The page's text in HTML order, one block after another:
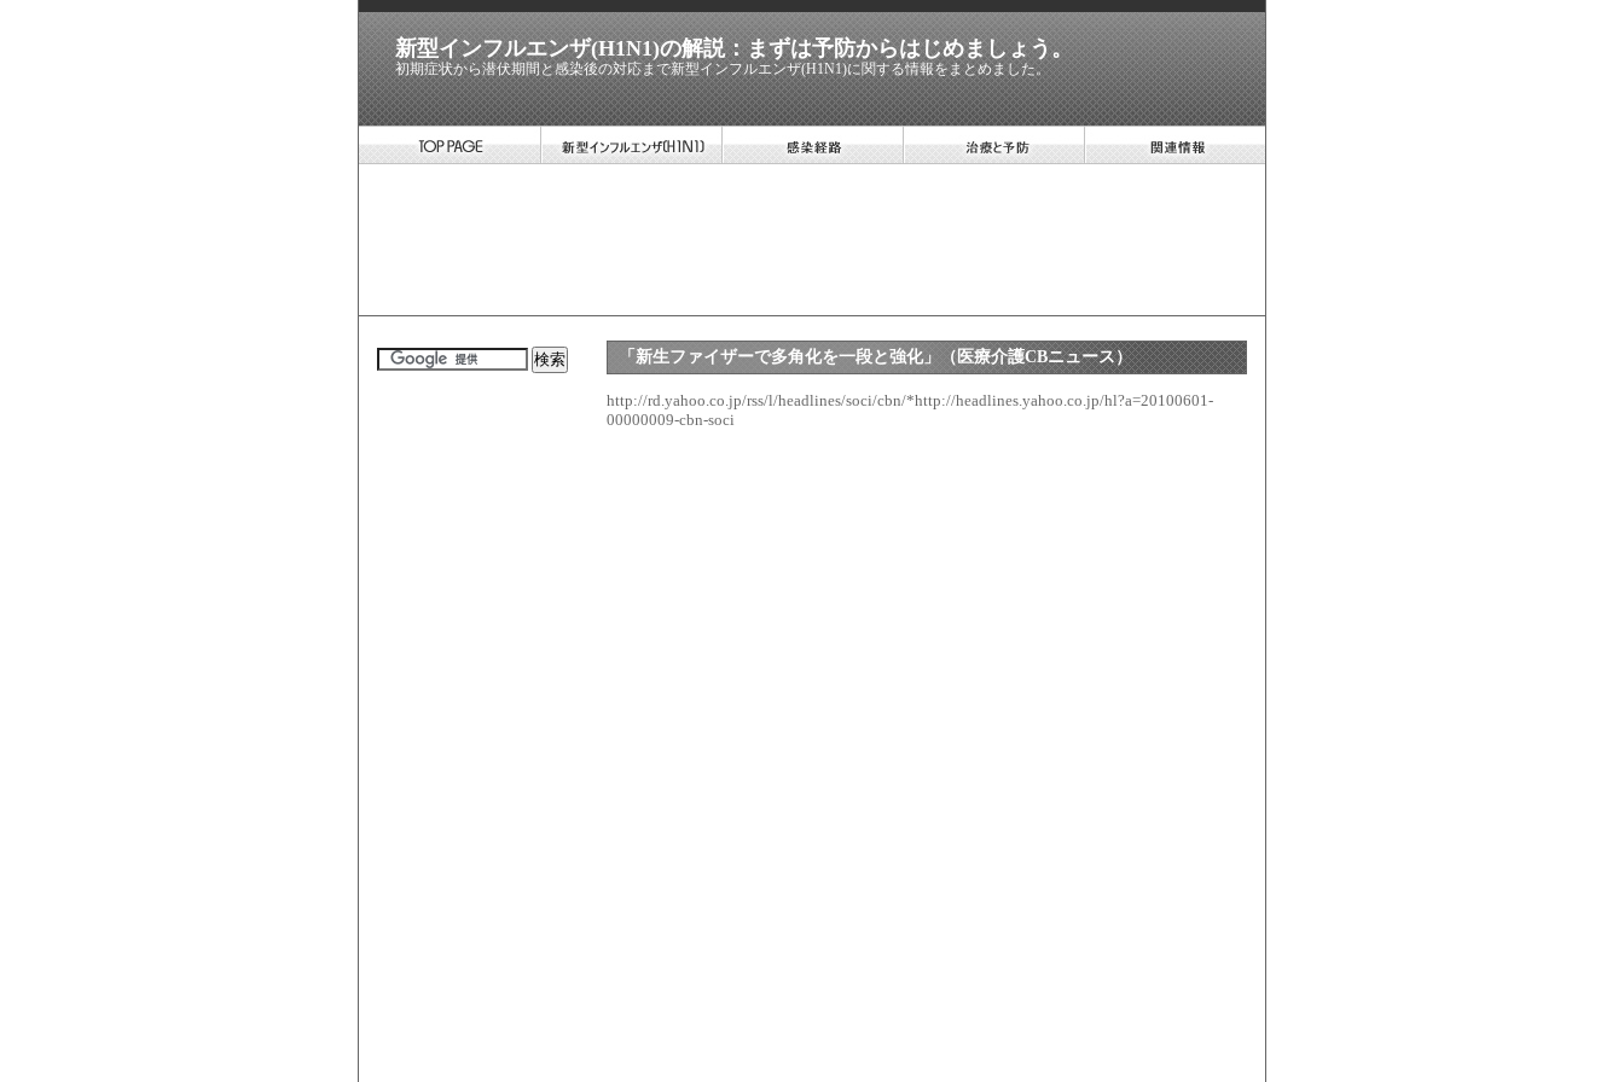
新型インフルエンザ(H1N1)の解説：まずは予防からはじめましょう。
初期症状から潜伏期間と感染後の対応まで新型インフルエンザ(H1N1)に関する情報をまとめました。
「新生ファイザーで多角化を一段と強化」（医療介護CBニュース）
http://rd.yahoo.co.jp/rss/l/headlines/soci/cbn/*http://headlines.yahoo.co.jp/hl?a=20100601-
00000009-cbn-soci